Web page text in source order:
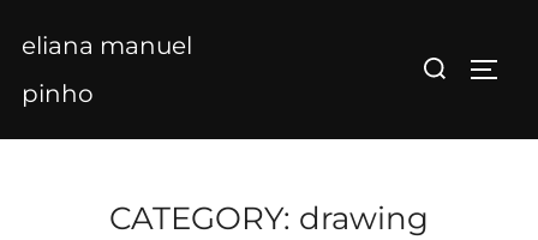
content
eliana manuel
pinho
Search
CATEGORY: drawing